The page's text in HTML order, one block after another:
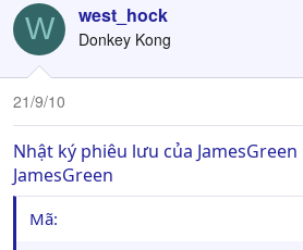
W west_hock
Donkey Kong
21/9/10
Nhật ký phiêu lưu của JamesGreen
JamesGreen
Mã: